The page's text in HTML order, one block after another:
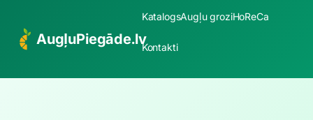
AugļuPiegāde.lv
KatalogsAugļu groziHoReCa
Kontakti